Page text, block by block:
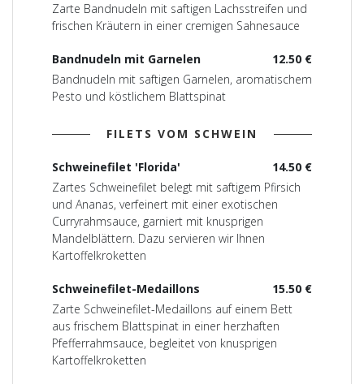
Zarte Bandnudeln mit saftigen Lachsstreifen und
frischen Kräutern in einer cremigen Sahnesauce
12.50 €
Bandnudeln mit Garnelen
Bandnudeln mit saftigen Garnelen, aromatischem
Pesto und köstlichem Blattspinat
FILETS VOM SCHWEIN
14.50 €
Schweinefilet 'Florida'
Zartes Schweinefilet belegt mit saftigem Pfirsich
und Ananas, verfeinert mit einer exotischen
Curryrahmsauce, garniert mit knusprigen
Mandelblättern. Dazu servieren wir Ihnen
Kartoffelkroketten
15.50 €
Schweinefilet-Medaillons
Zarte Schweinefilet-Medaillons auf einem Bett
aus frischem Blattspinat in einer herzhaften
Pfefferrahmsauce, begleitet von knusprigen
Kartoffelkroketten